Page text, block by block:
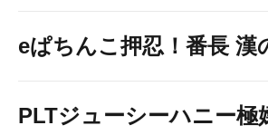
eぱちんこ押忍！番長 漢
PLTジューシーハニー極